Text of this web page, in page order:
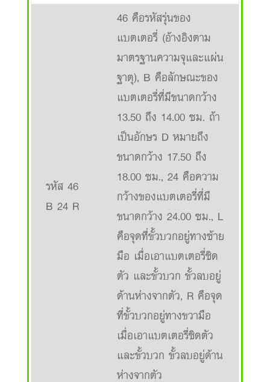
รหัส 46
B 24 R
46 คือรหัสรุ่นของ
แบตเตอรี่ (อ้างอิงตาม
มาตรฐานความจุและแผ่น
ฐาตุ), B คือลักษณะของ
แบตเตอรี่ที่มีขนาดกว้าง
13.50 ถึง 14.00 ซม. ถ้า
เป็นอักษร D หมายถึง
ขนาดกว้าง 17.50 ถึง
18.00 ซม., 24 คือความ
กว้างของแบตเตอรี่ที่มี
ขนาดกว้าง 24.00 ซม., L
คือจุดที่ขั้วบวกอยู่ทางซ้าย
มือ เมื่อเอาแบตเตอรี่ชิด
ตัว และขั้วบวก ขั้วลบอยู่
ด้านห่างจากตัว, R คือจุด
ที่ขั้วบวกอยู่ทางขวามือ
เมื่อเอาแบตเตอรี่ชิดตัว
และขั้วบวก ขั้วลบอยู่ด้าน
ห่างจากตัว